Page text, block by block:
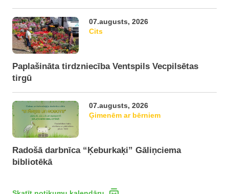
07.augusts, 2026
Cits
Paplašināta tirdzniecība Ventspils Vecpilsētas
tirgū
07.augusts, 2026
Ģimenēm ar bērniem
Radošā darbnīca “Ķeburkaķi” Gāliņciema
bibliotēkā